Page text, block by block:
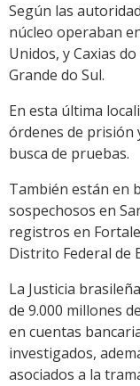
Según las
núcleo operaban
Unidos, y Caxias
Grande do Sul.
En esta última
órdenes de prisión
busca de pruebas.
También están en
sospechosos en
registros en
Distrito Federal de
La Justicia
de 9.000 millones
en cuentas
investigados,
asociados a la